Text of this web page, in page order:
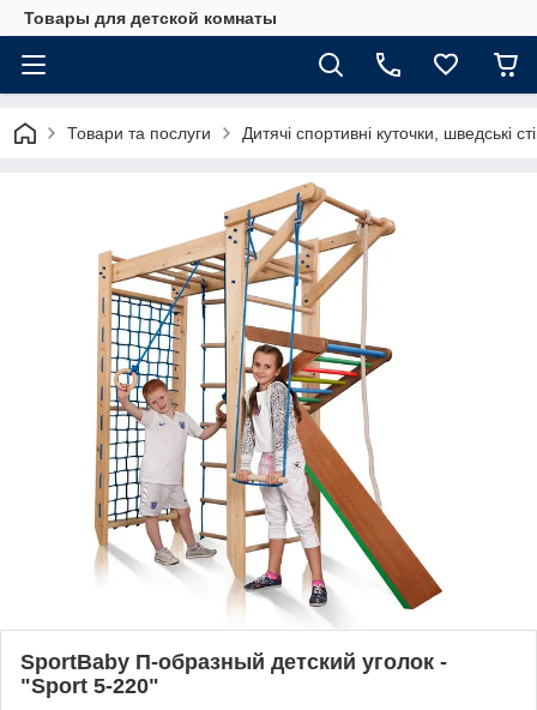
Товары для детской комнаты
Товари та послуги Дитячі спортивні куточки, шведські
SportBaby П-образный детский уголок -
"Sport 5-220"